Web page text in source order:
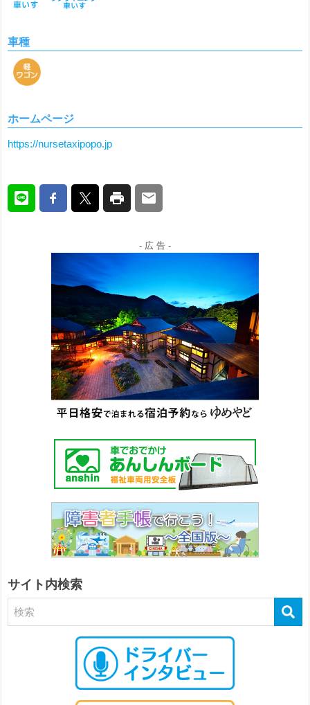
車種
ホームページ
https://nursetaxipopo.jp
- 広 告 -
サイト内検索